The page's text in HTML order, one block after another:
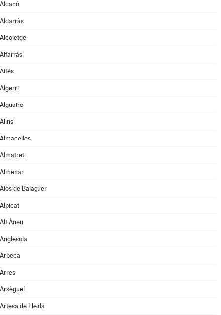
Alcanó
Alcarràs
Alcoletge
Alfarràs
Alfés
Algerri
Alguaire
Alins
Almacelles
Almatret
Almenar
Alòs de Balaguer
Alpicat
Alt Àneu
Anglesola
Arbeca
Arres
Arsèguel
Artesa de Lleida